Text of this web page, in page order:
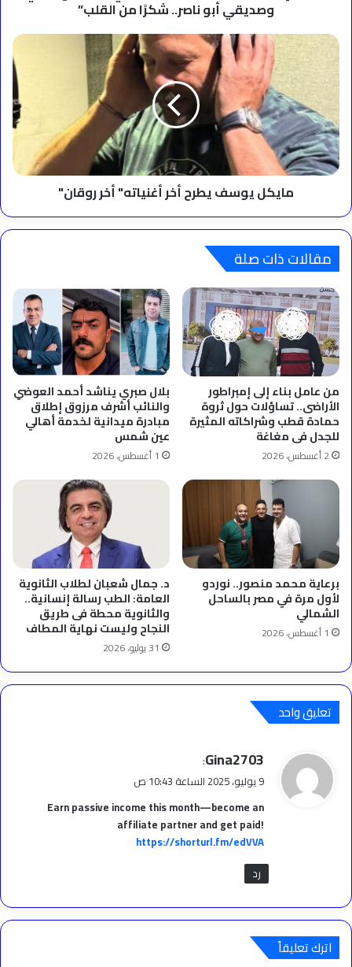
من
القلب”
وصديقي أبو ناصر.. شكرًا من القلب”
مايكل
يوسف
يطرح
أخر
أغنياته"
أخر
روقان"
مايكل يوسف يطرح أخر أغنياته" أخر روقان"
مقالات ذات صلة
من عامل بناء إلى إمبراطور
الأراضى.. تساؤلات حول ثروة
حمادة قطب وشراكاته المثيرة
للجدل فى مغاغة
2 أغسطس، 2026
بلال صبري يناشد أحمد العوضي
والنائب أشرف مرزوق إطلاق
مبادرة ميدانية لخدمة أهالي
عين شمس
1 أغسطس، 2026
برعاية محمد منصور.. نوردو
لأول مرة في مصر بالساحل
الشمالي
1 أغسطس، 2026
د. جمال شعبان لطلاب الثانوية
العامة: الطب رسالة إنسانية..
والثانوية محطة فى طريق
النجاح وليست نهاية المطاف
31 يوليو، 2026
تعليق واحد
ي
ق
ل
Gina2703
:
9 يوليو، 2025 الساعة 10:43 ص
Earn passive income this month—become an
affiliate partner and get paid!
https://shorturl.fm/edVVA
رد
اترك تعليقاً